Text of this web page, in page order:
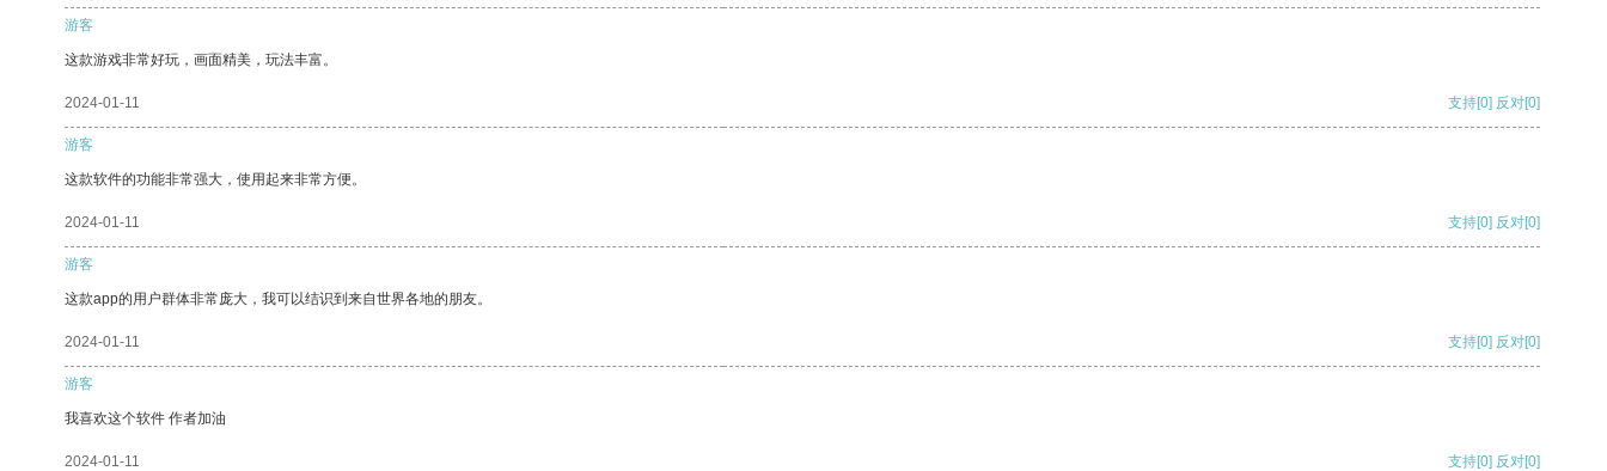
游客
这款游戏非常好玩，画面精美，玩法丰富。
2024-01-11 支持[0] 反对[0]
游客
这款软件的功能非常强大，使用起来非常方便。
2024-01-11 支持[0] 反对[0]
游客
这款app的用户群体非常庞大，我可以结识到来自世界各地的朋友。
2024-01-11 支持[0] 反对[0]
游客
我喜欢这个软件 作者加油
2024-01-11 支持[0] 反对[0]